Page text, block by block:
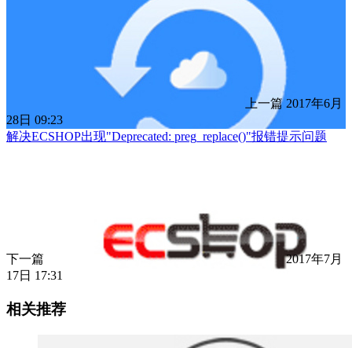
上一篇 2017年6月
28日 09:23
解决ECSHOP出现"Deprecated: preg_replace()"报错提示问题
下一篇
2017年7月
17日 17:31
相关推荐